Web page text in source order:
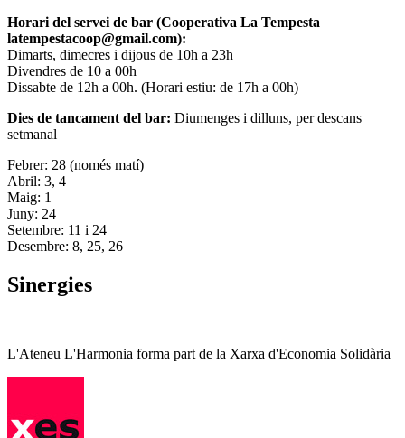
Horari del servei de bar (Cooperativa La Tempesta
latempestacoop@gmail.com):
Dimarts, dimecres i dijous de 10h a 23h
Divendres de 10 a 00h
Dissabte de 12h a 00h. (Horari estiu: de 17h a 00h)
Dies de tancament del bar: Diumenges i dilluns, per descans
setmanal
Febrer: 28 (només matí)
Abril: 3, 4
Maig: 1
Juny: 24
Setembre: 11 i 24
Desembre: 8, 25, 26
Sinergies
L'Ateneu L'Harmonia forma part de la Xarxa d'Economia Solidària